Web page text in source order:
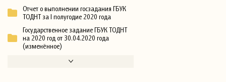
Отчет о выполнении госзадания ГБУК
ТОДНТ за I полугодие 2020 года
Государственное задание ГБУК ТОДНТ
на 2020 год от 30.04.2020 года
(изменённое)